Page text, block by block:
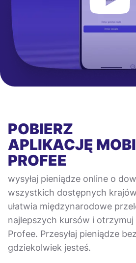
POBIERZ
APLIKACJĘ
PROFEE
wysyłaj pieniądze online o
wszystkich dostępnych
ułatwia międzynarodowe
najlepszych kursów i otrzymuj
Profee. Przesyłaj pieniądze
gdziekolwiek jesteś.